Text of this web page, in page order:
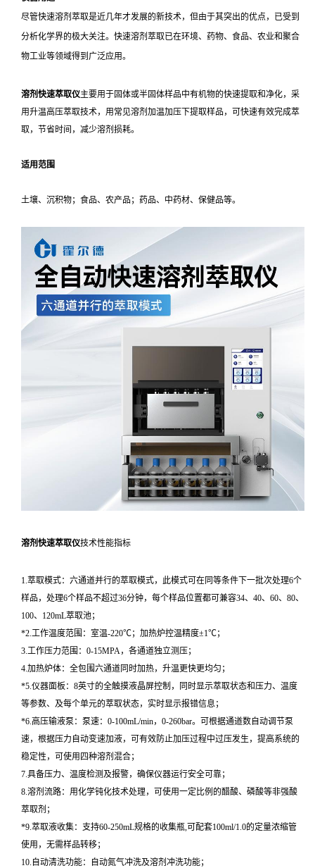
尽管快速溶剂萃取是近几年才发展的新技术，但由于其突出的优点，已受到
分析化学界的极大关注。快速溶剂萃取已在环境、药物、食品、农业和聚合
物工业等领域得到广泛应用。
溶剂快速萃取仪主要用于固体或半固体样品中有机物的快速提取和净化，采
用升温高压萃取技术，用常见溶剂加温加压下提取样品，可快速有效完成萃
取，节省时间，减少溶剂损耗。
适用范围
土壤、沉积物；食品、农产品；药品、中药材、保健品等。
溶剂快速萃取仪技术性能指标
1.萃取模式：六通道并行的萃取模式，此模式可在同等条件下一批次处理6个
样品，处理6个样品不超过36分钟，每个样品位置都可兼容34、40、60、80、
100、120mL萃取池；
*2.工作温度范围：室温-220℃；加热炉控温精度±1℃；
3.工作压力范围：0-15MPA，各通道独立测压；
4.加热炉体：全包围六通道同时加热，升温更快更均匀；
*5.仪器面板：8英寸的全触摸液晶屏控制，同时显示萃取状态和压力、温度
等参数、及每个单元的萃取状态，实时显示报错信息；
*6.高压输液泵：泵速：0-100mL/min，0-260bar。可根据通道数自动调节泵
速，根据压力自动变速加液，可有效防止加压过程中过压发生，提高系统的
稳定性，可使用四种溶剂混合；
7.具备压力、温度检测及报警，确保仪器运行安全可靠；
8.溶剂流路：用化学钝化技术处理，可使用一定比例的醋酸、磷酸等非强酸
萃取剂；
*9.萃取液收集：支持60-250mL规格的收集瓶,可配套100ml/1.0的定量浓缩管
使用，无需样品转移；
10.自动清洗功能：自动氮气冲洗及溶剂冲洗功能；